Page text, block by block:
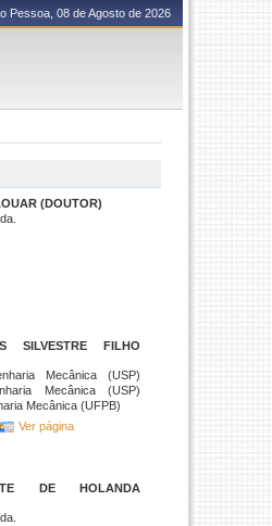
Pessoa, 08 de Agosto de 2026
(DOUTOR)
SILVESTRE FILHO
Mecânica (USP)
Mecânica (USP)
Mecânica (UFPB)
Ver página
DE HOLANDA